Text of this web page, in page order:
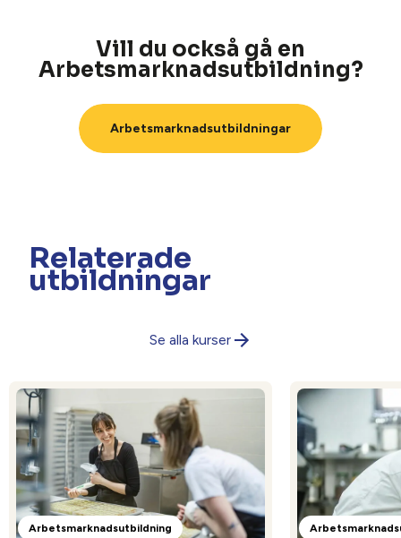
Vill du också gå en
Arbetsmarknadsutbildning?
Arbetsmarknadsutbildningar
Relaterade
utbildningar
Se alla kurser
Arbetsmarknadsutbildning